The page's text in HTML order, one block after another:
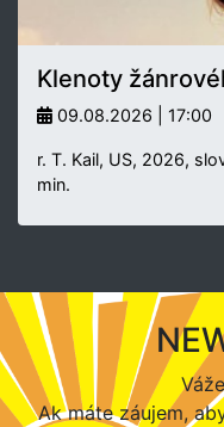
Klenoty
09.08.2026 | 17:00
r. T. Kail, US, 2026,
min.
Ak máte záujem,